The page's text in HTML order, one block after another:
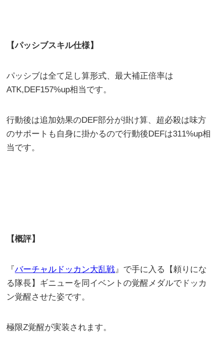
【パッシブスキル仕様】
パッシブは全て足し算形式、最大補正倍率は
ATK,DEF157%up相当です。
行動後は追加効果のDEF部分が掛け算、超必殺は味方
のサポートも自身に掛かるので行動後DEFは311%up相
当です。
【概評】
『バーチャルドッカン大乱戦』で手に入る【頼りにな
る隊長】ギニューを同イベントの覚醒メダルでドッカ
ン覚醒させた姿です。
極限Z覚醒が実装されます。